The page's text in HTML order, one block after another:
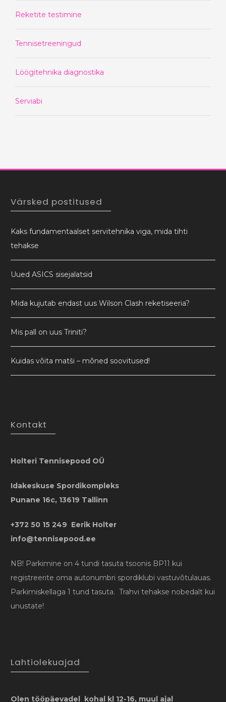
Reketite testimine
Tennisetreeningud
Löögitehnika diagnostika
Serviabi
Värsked postitused
Kaks fundamentaalset servitehnika viga, mida tihti
tehakse
Uued ASICS sisejalatsid
Mida kujutab endast uus Wilson Clash reketiseeria?
Mis pall on uus Triniti?
Kuidas võita matši – mõned soovitused!
Kontakt
Holteri Tennisepood OÜ
Idakeskuse Spordikompleks
Punane 16c, 13619 Tallinn
+372 50 15 249 Eerik Holter
info@tennisepood.ee
NB! Parkimine on 4 tundi tasuta tsoonis BP11 kui
registreerite oma autonumbri spordiklubi vastuvõtulauas.
Parkimiskellaga 1 tund tasuta. Trahvi tehakse nobedalt kui
unustate!
Lahtiolekuajad
Olen tööpäevadel kohal kl 12-16, muul ajal